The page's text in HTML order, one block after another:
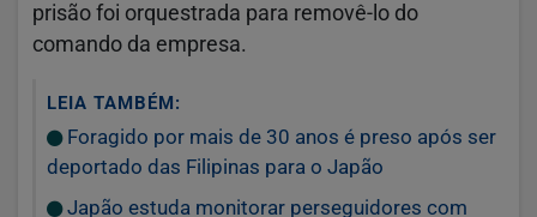
prisão foi orquestrada para removê-lo do
comando da empresa.
LEIA TAMBÉM:
Foragido por mais de 30 anos é preso após ser
deportado das Filipinas para o Japão
Japão estuda monitorar perseguidores com